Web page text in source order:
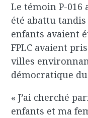
Le témoin P-016
été abattu tandis
enfants avaient
FPLC avaient
villes
démocratique du
« J’ai cherché
enfants et ma